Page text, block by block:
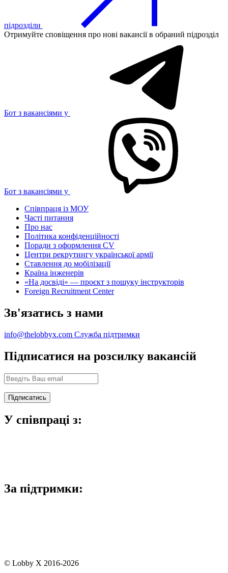
підрозділи
Отримуйте сповіщення про нові вакансії в обраний підрозділ
Бот з вакансіями у
Бот з вакансіями у
Співпраця із МОУ
Часті питання
Про нас
Політика конфіденційності
Поради з оформлення CV
Центри рекрутингу української армії
Ставлення до мобілізації
Країна інженерів
«На досвіді» — проєкт з пошуку інструкторів
Foreign Recruitment Center
Зв'язатись з нами
info@thelobbyx.com Служба підтримки
Підписатися на розсилку вакансій
У співпраці з:
За підтримки:
© Lobby X 2016-2026